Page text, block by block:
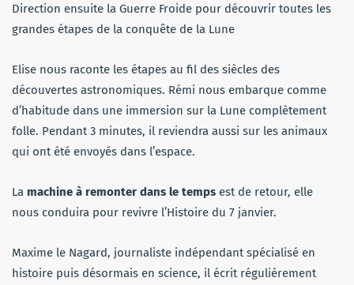
Direction ensuite la Guerre Froide pour découvrir toutes les
grandes étapes de la conquête de la Lune
Elise nous raconte les étapes au fil des siècles des
découvertes astronomiques. Rémi nous embarque comme
d’habitude dans une immersion sur la Lune complètement
folle. Pendant 3 minutes, il reviendra aussi sur les animaux
qui ont été envoyés dans l’espace.
La machine à remonter dans le temps est de retour, elle
nous conduira pour revivre l’Histoire du 7 janvier.
Maxime le Nagard, journaliste indépendant spécialisé en
histoire puis désormais en science, il écrit régulièrement